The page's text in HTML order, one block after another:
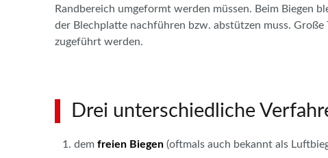
Randbereich umgeformt werden müssen. Beim Biegen
der Blechplatte nachführen bzw. abstützen muss.
zugeführt werden.
Drei unterschiedliche
dem freien Biegen (oftmals auch bekannt als